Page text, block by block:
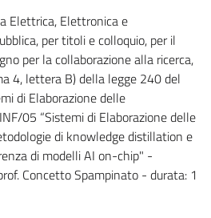
Elettrica, Elettronica e
per titoli e colloquio, per il
per la collaborazione alla ricerca,
4, lettera B) della legge 240 del
di Elaborazione delle
05 “Sistemi di Elaborazione delle
di knowledge distillation e
di modelli AI on-chip" -
Concetto Spampinato - durata: 1